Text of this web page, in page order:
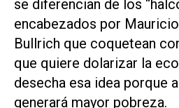
se diferencian de los
encabezados por
Bullrich que coquetean
que quiere dolarizar la
desecha esa idea porque
generará mayor pobreza.